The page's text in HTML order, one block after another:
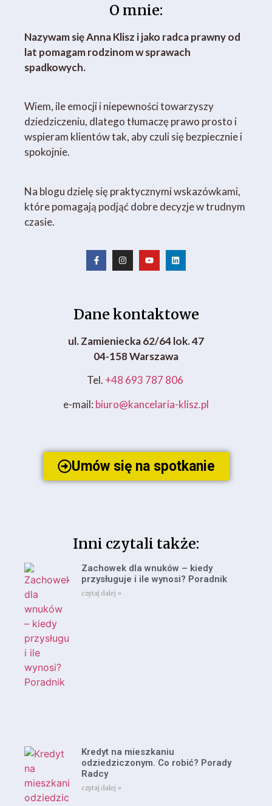
O mnie:
Nazywam się Anna Klisz i jako radca prawny od
lat pomagam rodzinom w sprawach
spadkowych.
Wiem, ile emocji i niepewności towarzyszy
dziedziczeniu, dlatego tłumaczę prawo prosto i
wspieram klientów tak, aby czuli się bezpiecznie i
spokojnie.
Na blogu dzielę się praktycznymi wskazówkami,
które pomagają podjąć dobre decyzje w trudnym
czasie.
Dane kontaktowe
ul. Zamieniecka 62/64 lok. 47
04-158 Warszawa
Tel. +48 693 787 806
e-mail: biuro@kancelaria-klisz.pl
Umów się na spotkanie
Inni czytali także:
Zachowek dla wnuków – kiedy
przysługuje i ile wynosi? Poradnik
czytaj dalej »
Kredyt na mieszkaniu
odziedziczonym. Co robić? Porady
Radcy
czytaj dalej »